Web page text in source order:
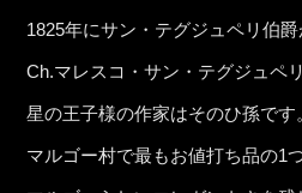
1825年にサン・テグジュペリ伯爵
Ch.マレスコ・サン・テグジュペ
星の王子様の作家はそのひ孫です
マルゴー村で最もお値打ち品の1